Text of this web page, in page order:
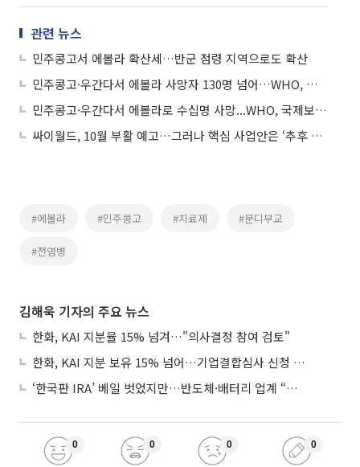
관련 뉴스
민주콩고서 에볼라 확산세…반군 점령 지역으로도 확산
민주콩고·우간다서 에볼라 사망자 130명 넘어…WHO, 비상사태 선포
민주콩고·우간다서 에볼라로 수십명 사망...WHO, 국제보건 비상사태 선포
싸이월드, 10월 부활 예고…그러나 핵심 사업안은 ‘추후 공개’
#에볼라 #민주콩고 #치료제 #문디부교
#전염병
김해욱 기자의 주요 뉴스
한화, KAI 지분율 15% 넘겨…"의사결정 참여 검토"
한화, KAI 지분 보유 15% 넘어…기업결합심사 신청 예정
‘한국판 IRA’ 베일 벗었지만…반도체·배터리 업계 “시행령이 관건”
0 0 0 0